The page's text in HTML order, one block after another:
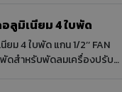
ลูมิเนียม 4 ใบพัด
พัด แกน 1/2’’ FAN